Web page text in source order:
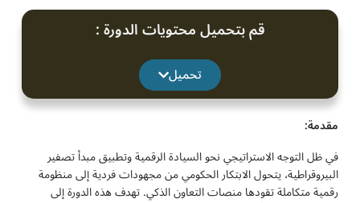
قم بتحميل محتويات الدورة :
تحميل
مقدمة:
في ظل التوجه الاستراتيجي نحو السيادة الرقمية وتطبيق مبدأ تصفير
البيروقراطية، يتحول الابتكار الحكومي من مجهودات فردية إلى منظومة
رقمية متكاملة تقودها منصات التعاون الذكي. تهدف هذه الدورة إلى